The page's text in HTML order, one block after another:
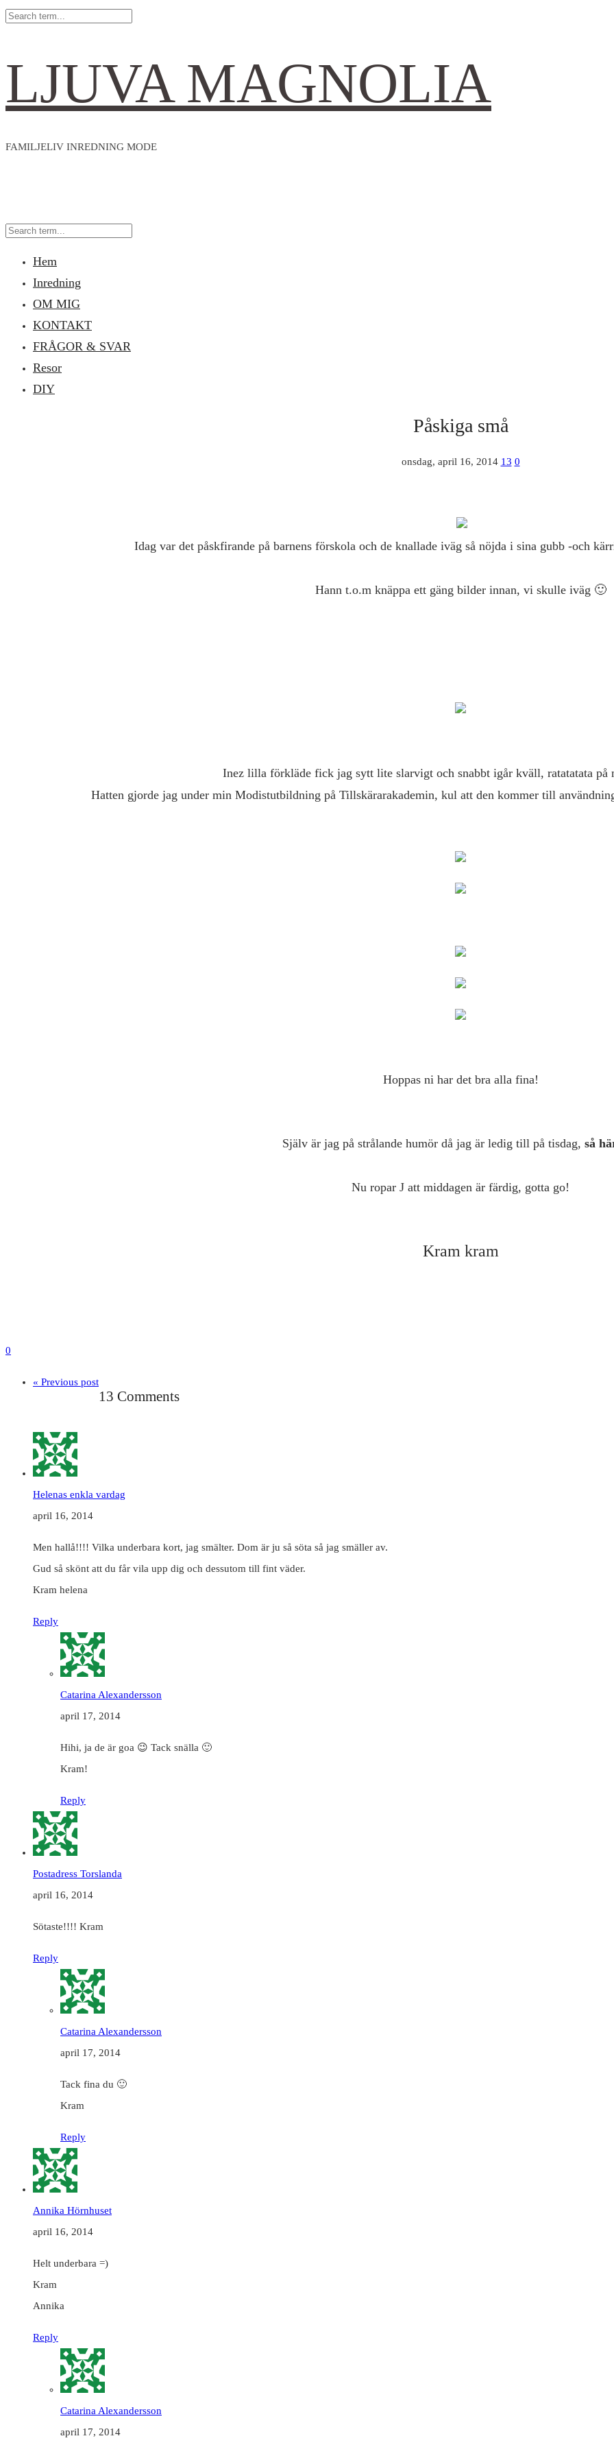
LJUVA MAGNOLIA
FAMILJELIV INREDNING MODE
Hem
Inredning
OM MIG
KONTAKT
FRÅGOR & SVAR
Resor
DIY
Påskiga små
onsdag, april 16, 2014 13 0
Idag var det påskfirande på barnens förskola och de knallade iväg så nöjda i sina gubb -och
Hann t.o.m knäppa ett gäng bilder innan, vi skulle iväg 🙂
Inez lilla förkläde fick jag sytt lite slarvigt och snabbt igår kväll, ratatatata på
Hatten gjorde jag under min Modistutbildning på Tillskärarakademin, kul att den kommer till
Hoppas ni har det bra alla fina!
Själv är jag på strålande humör då jag är ledig till på tisdag, så
Nu ropar J att middagen är färdig, gotta go!
Kram kram
0
« Previous post
13 Comments
Helenas enkla vardag
april 16, 2014
Men hallå!!!! Vilka underbara kort, jag smälter. Dom är ju så söta så jag smäller av.
Gud så skönt att du får vila upp dig och dessutom till fint väder.
Kram helena
Reply
Catarina Alexandersson
april 17, 2014
Hihi, ja de är goa 😉 Tack snälla 🙂
Kram!
Reply
Postadress Torslanda
april 16, 2014
Sötaste!!!! Kram
Reply
Catarina Alexandersson
april 17, 2014
Tack fina du 🙂
Kram
Reply
Annika Hörnhuset
april 16, 2014
Helt underbara =)
Kram
Annika
Reply
Catarina Alexandersson
april 17, 2014